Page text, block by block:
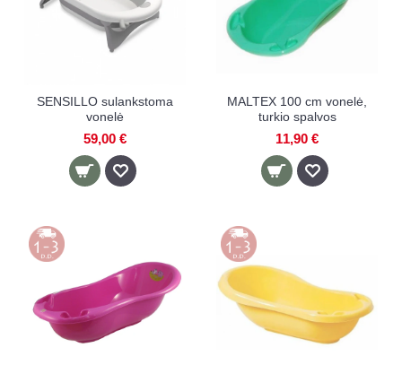
SENSILLO sulankstoma
vonelė
59,00 €
MALTEX 100 cm vonelė,
turkio spalvos
11,90 €